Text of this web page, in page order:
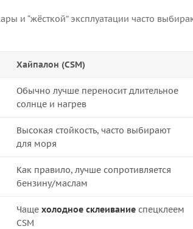
и “жёсткой” эксплуатации часто
Хайпалон (CSM)
Обычно лучше переносит длительное
солнце и нагрев
Высокая стойкость, часто выбирают
для моря
Как правило, лучше сопротивляется
бензину/маслам
Чаще холодное склеивание спецклеем
CSM